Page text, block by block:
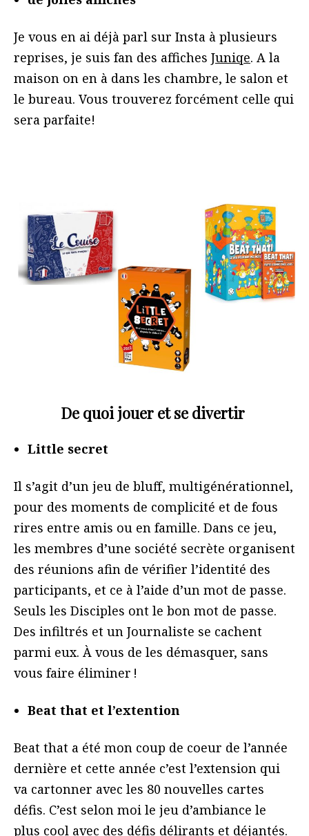
Je vous en ai déjà parl sur Insta à plusieurs
reprises, je suis fan des affiches Juniqe. A la
maison on en à dans les chambre, le salon et
le bureau. Vous trouverez forcément celle qui
sera parfaite!
De quoi jouer et se divertir
Little secret
Il s’agit d’un jeu de bluff, multigénérationnel,
pour des moments de complicité et de fous
rires entre amis ou en famille. Dans ce jeu,
les membres d’une société secrète organisent
des réunions afin de vérifier l’identité des
participants, et ce à l’aide d’un mot de passe.
Seuls les Disciples ont le bon mot de passe.
Des infiltrés et un Journaliste se cachent
parmi eux. À vous de les démasquer, sans
vous faire éliminer !
Beat that et l’extention
Beat that a été mon coup de coeur de l’année
dernière et cette année c’est l’extension qui
va cartonner avec les 80 nouvelles cartes
défis. C’est selon moi le jeu d’ambiance le
plus cool avec des défis délirants et déjantés.